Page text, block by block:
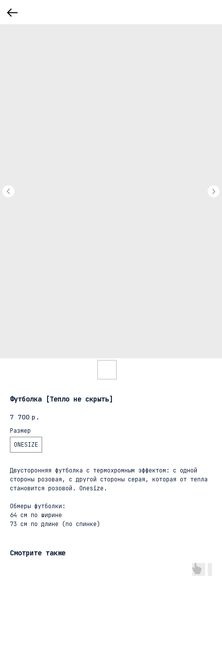
Футболка [Тепло не скрыть]
7 700 р.
Размер
ONESIZE
Двусторонняя футболка с термохромным эффектом: с одной
стороны розовая, с другой стороны серая, которая от тепла
становится розовой. Onesize.
Обмеры футболки:
64 см по ширине
73 см по длине (по спинке)
Смотрите также